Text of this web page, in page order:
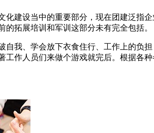
建设当中的重要部分，现在团建泛指
拓展培训和军训这部分未有完全包括。
我、学会放下衣食住行、工作上的负
作人员们来做个游戏就完后。根据各